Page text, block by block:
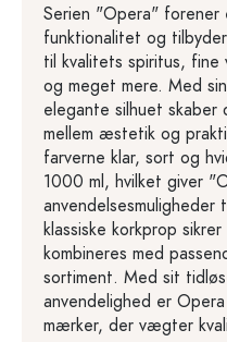
Serien "Opera" forener
funktionalitet og
til kvalitets spiritus, fine
og meget mere. Med
elegante silhuet skaber
mellem æstetik og
farverne klar, sort og
1000 ml, hvilket giver
klassiske korkprop
kombineres med
sortiment. Med sit
anvendelighed er
mærker, der vægter